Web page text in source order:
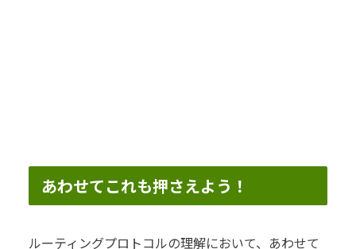
あわせてこれも押さえよう！
ルーティングプロトコルの理解において、あわせて